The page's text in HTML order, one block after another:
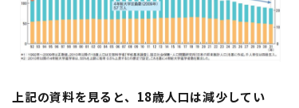
上記の資料を見ると、18歳人口は減少してい